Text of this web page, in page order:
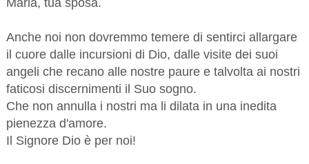
Maria, tua sposa.
Anche noi non dovremmo temere di sentirci allargare
il cuore dalle incursioni di Dio, dalle visite dei suoi
angeli che recano alle nostre paure e talvolta ai nostri
faticosi discernimenti il Suo sogno.
Che non annulla i nostri ma li dilata in una inedita
pienezza d'amore.
Il Signore Dio è per noi!